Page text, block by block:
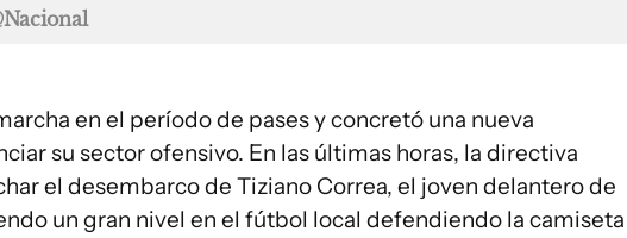
en el período de pases y concretó una nueva
su sector ofensivo. En las últimas horas, la directiva
el desembarco de Tiziano Correa, el joven delantero de
un gran nivel en el fútbol local defendiendo la camiseta